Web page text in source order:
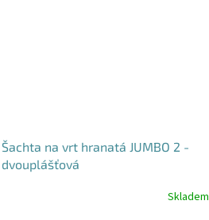
Šachta na vrt hranatá JUMBO 2 -
dvouplášťová
Skladem